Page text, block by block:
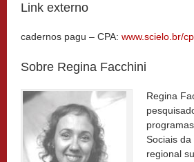
Link externo
cadernos pagu – CPA: www.scielo.br/
Sobre Regina Facchini
Regina
Sociais
regional